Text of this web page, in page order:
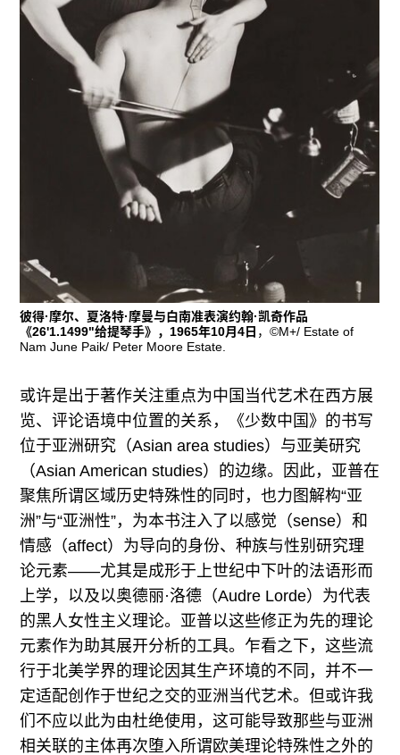
彼得·摩尔、夏洛特·摩曼与白南准表演约翰·凯奇作品
《26'1.1499"给提琴手》，1965年10月4日 ，©M+/ Estate of
Nam June Paik/ Peter Moore Estate.
或许是出于著作关注重点为中国当代艺术在西方展
览、评论语境中位置的关系，《少数中国》的书写
位于亚洲研究（Asian area studies）与亚美研究
（Asian American studies）的边缘。因此，亚普在
聚焦所谓区域历史特殊性的同时，也力图解构“亚
洲”与“亚洲性”，为本书注入了以感觉（sense）和
情感（affect）为导向的身份、种族与性别研究理
论元素——尤其是成形于上世纪中下叶的法语形而
上学，以及以奥德丽·洛德（Audre Lorde）为代表
的黑人女性主义理论。亚普以这些修正为先的理论
元素作为助其展开分析的工具。乍看之下，这些流
行于北美学界的理论因其生产环境的不同，并不一
定适配创作于世纪之交的亚洲当代艺术。但或许我
们不应以此为由杜绝使用，这可能导致那些与亚洲
相关联的主体再次堕入所谓欧美理论特殊性之外的